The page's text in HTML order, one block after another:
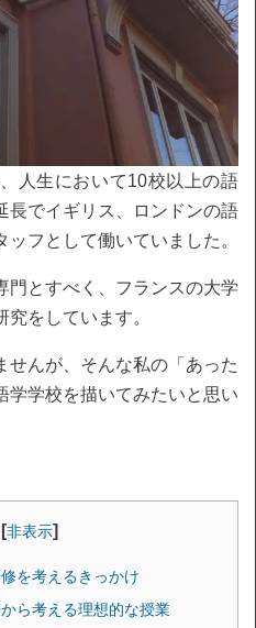
人生において10校以上の語
長でイギリス、ロンドンの語
フとして働いていました。
門とすべく、フランスの大学
をしています。
せんが、そんな私の「あった
学学校を描いてみたいと思い
非表示]
を考えるきっかけ
ら考える理想的な授業